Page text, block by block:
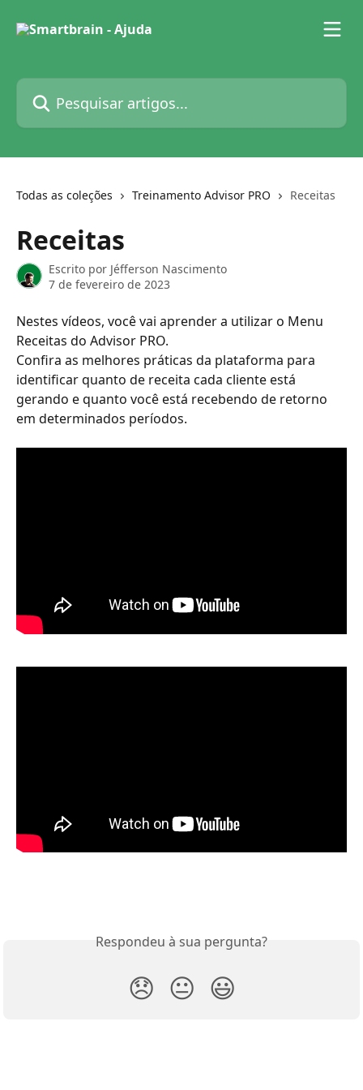
Pesquisar artigos...
Todas as coleções Treinamento Advisor PRO Receitas
Receitas
Escrito por Jéfferson Nascimento
7 de fevereiro de 2023
Nestes vídeos, você vai aprender a utilizar o Menu
Receitas do Advisor PRO.
Confira as melhores práticas da plataforma para
identificar quanto de receita cada cliente está
gerando e quanto você está recebendo de retorno
em determinados períodos.
Respondeu à sua pergunta?
😞 😐 😃